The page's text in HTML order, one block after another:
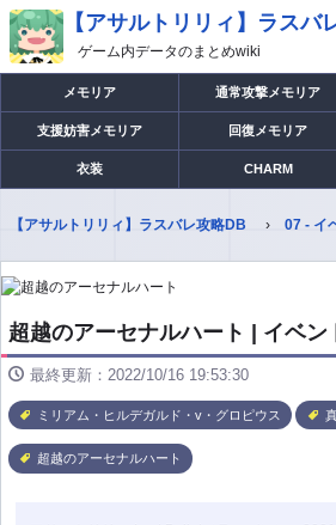
【アサルトリリィ】ラスバ
ゲーム内データのまとめwiki
メモリア 通常攻撃メモリア
支援妨害メモリア 回復メモリア
衣装 CHARM
【アサルトリリィ】ラスバレ攻略DB 07 - イ
超越のアーセナルハート | イベン
最終更新：2022/10/16 19:53:30
ミリアム・ヒルデガルド・v・グロピウス
超越のアーセナルハート